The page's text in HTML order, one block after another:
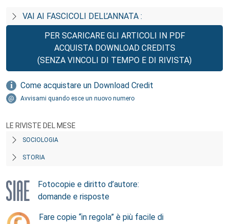
VAI AI FASCICOLI DELL’ANNATA :
PER SCARICARE GLI ARTICOLI IN PDF
ACQUISTA DOWNLOAD CREDITS
(SENZA VINCOLI DI TEMPO E DI RIVISTA)
Come acquistare un Download Credit
Avvisami quando esce un nuovo numero
LE RIVISTE DEL MESE
SOCIOLOGIA
STORIA
Fotocopie e diritto d’autore:
domande e risposte
Fare copie “in regola” è più facile di